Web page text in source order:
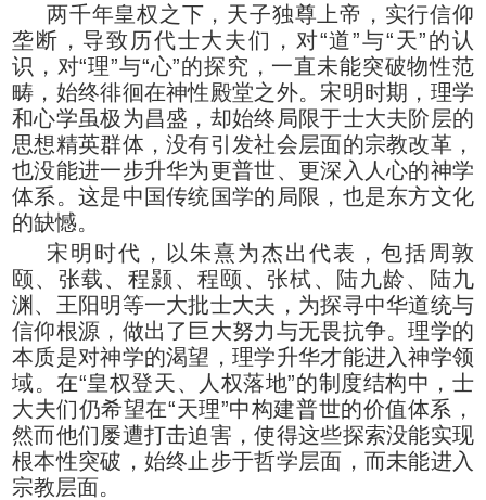
两千年皇权之下，天子独尊上帝，实行信仰
垄断，导致历代士大夫们，对“道”与“天”的认
识，对“理”与“心”的探究，一直未能突破物性范
畴，始终徘徊在神性殿堂之外。宋明时期，理学
和心学虽极为昌盛，却始终局限于士大夫阶层的
思想精英群体，没有引发社会层面的宗教改革，
也没能进一步升华为更普世、更深入人心的神学
体系。这是中国传统国学的局限，也是东方文化
的缺憾。
宋明时代，以朱熹为杰出代表，包括周敦
颐、张载、程颢、程颐、张栻、陆九龄、陆九
渊、王阳明等一大批士大夫，为探寻中华道统与
信仰根源，做出了巨大努力与无畏抗争。理学的
本质是对神学的渴望，理学升华才能进入神学领
域。在“皇权登天、人权落地”的制度结构中，士
大夫们仍希望在“天理”中构建普世的价值体系，
然而他们屡遭打击迫害，使得这些探索没能实现
根本性突破，始终止步于哲学层面，而未能进入
宗教层面。